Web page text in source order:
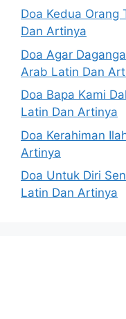
Doa Kedua Orang
Dan Artinya
Doa Agar
Arab Latin Dan
Doa Bapa Kami
Latin Dan Artinya
Doa Kerahiman
Artinya
Doa Untuk Diri
Latin Dan Artinya